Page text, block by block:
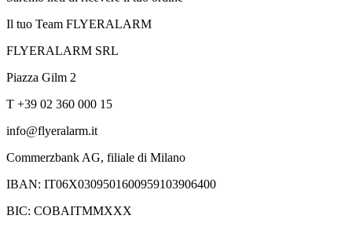
Il tuo Team FLYERALARM
FLYERALARM SRL
Piazza Gilm 2
T +39 02 360 000 15
info@flyeralarm.it
Commerzbank AG, filiale di Milano
IBAN: IT06X0309501600959103906400
BIC: COBAITMMXXX